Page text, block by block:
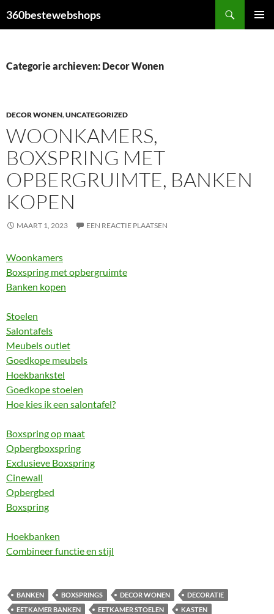
naar
360bestewebshops
Categorie archieven: Decor Wonen
DECOR WONEN,UNCATEGORIZED
WOONKAMERS,
BOXSPRING MET
OPBERGRUIMTE, BANKEN
KOPEN
MAART 1, 2023 EEN REACTIE PLAATSEN
Woonkamers
Boxspring met opbergruimte
Banken kopen
Stoelen
Salontafels
Meubels outlet
Goedkope meubels
Hoekbankstel
Goedkope stoelen
Hoe kies ik een salontafel?
Boxspring op maat
Opbergboxspring
Exclusieve Boxspring
Cinewall
Opbergbed
Boxspring
Hoekbanken
Combineer functie en stijl
BANKEN BOXSPRINGS DECOR WONEN
DECORATIE
EETKAMER BANKEN
EETKAMER STOELEN
KASTEN